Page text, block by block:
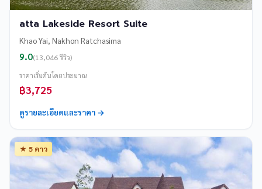
atta Lakeside Resort Suite
Khao Yai, Nakhon Ratchasima
9.0(13,046 รีวิว)
ราคาเริ่มต้นโดยประมาณ
฿3,725
ดูรายละเอียดและราคา →
★ 5 ดาว